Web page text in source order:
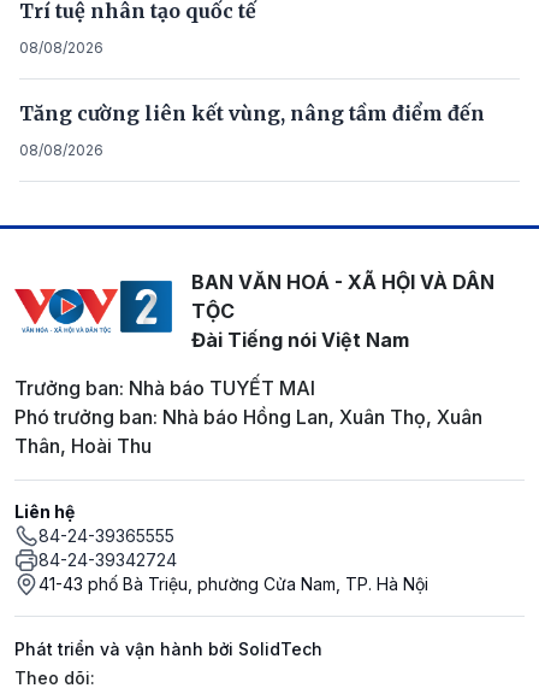
Trí tuệ nhân tạo quốc tế
08/08/2026
Tăng cường liên kết vùng, nâng tầm điểm đến
08/08/2026
BAN VĂN HOÁ - XÃ HỘI VÀ DÂN
TỘC
Đài Tiếng nói Việt Nam
Trưởng ban: Nhà báo TUYẾT MAI
Phó trưởng ban: Nhà báo Hồng Lan, Xuân Thọ, Xuân
Thân, Hoài Thu
Liên hệ
84-24-39365555
84-24-39342724
41-43 phố Bà Triệu, phường Cửa Nam, TP. Hà Nội
Phát triển và vận hành bởi SolidTech
Mạng xã hội
Theo dõi: